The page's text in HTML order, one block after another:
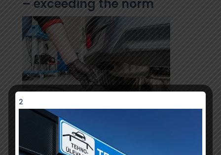
– exceeding the norm
2